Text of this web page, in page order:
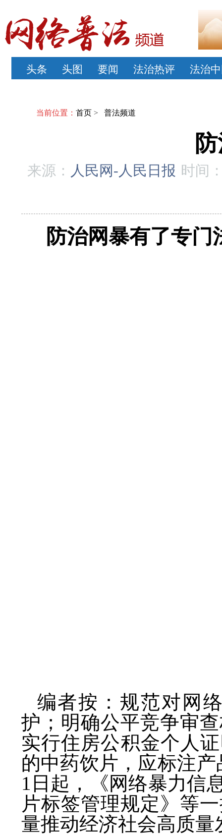
头条 头图 要闻 法治热评 法治
当前位置： 首页> 普法频道
来源： 人民网-人民日报 时间
防治网暴有了专
编者按：规范对网
护；明确公平竞争审
实行住房公积金个人
的中药饮片，应标注
1日起，《网络暴力信
片标签管理规定》等
量推动经济社会高质量